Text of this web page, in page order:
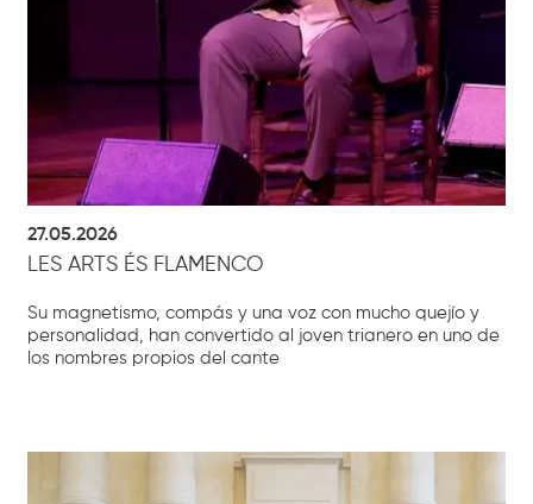
27.05.2026
LES ARTS ÉS FLAMENCO
Su magnetismo, compás y una voz con mucho quejío y
personalidad, han convertido al joven trianero en uno de
los nombres propios del cante